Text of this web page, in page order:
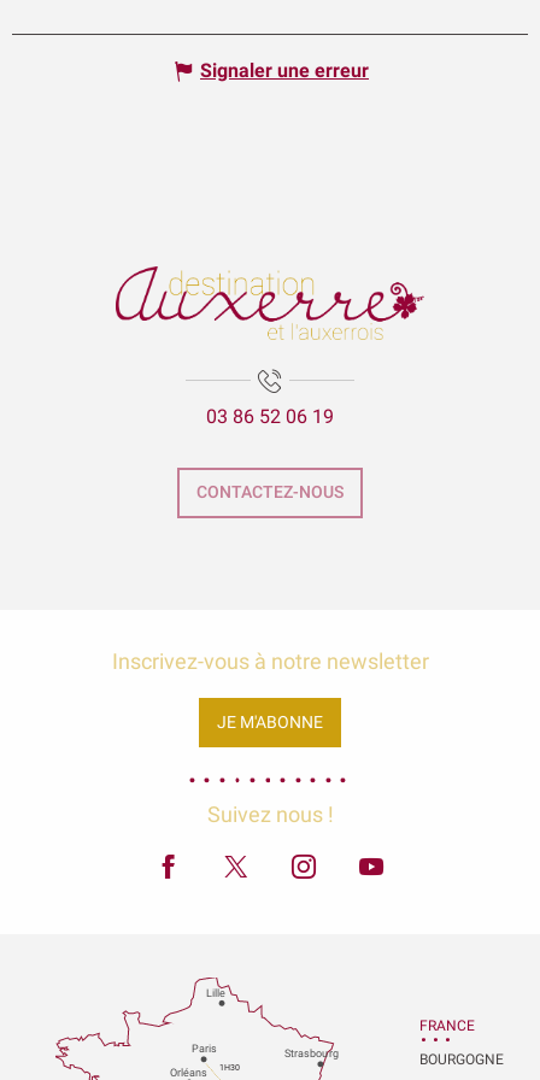
Signaler une erreur
03 86 52 06 19
CONTACTEZ-NOUS
Inscrivez-vous à notre newsletter
JE M'ABONNE
Suivez nous !
Paris
Orléans
Strasbourg
Lille
1H30
FRANCE
BOURGOGNE